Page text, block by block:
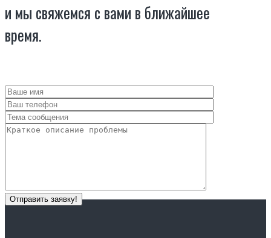
и мы свяжемся с вами в ближайшее
время.